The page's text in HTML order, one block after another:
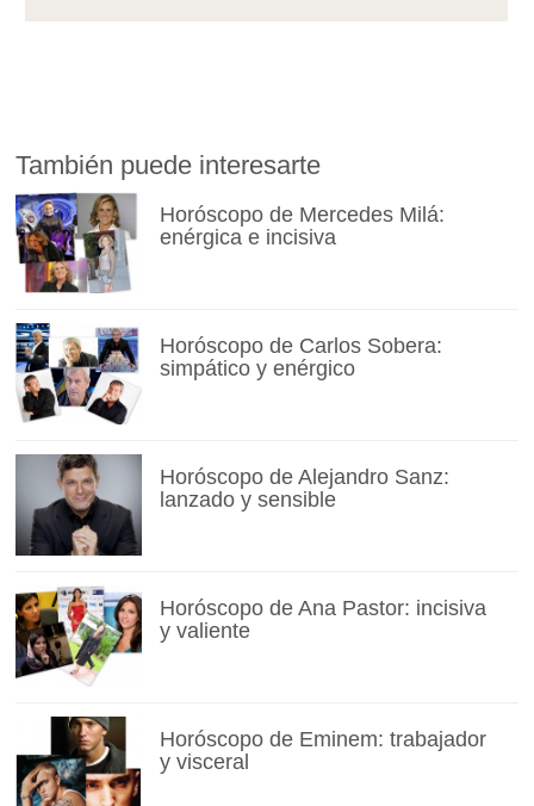
También puede interesarte
Horóscopo de Mercedes Milá:
enérgica e incisiva
Horóscopo de Carlos Sobera:
simpático y enérgico
Horóscopo de Alejandro Sanz:
lanzado y sensible
Horóscopo de Ana Pastor: incisiva
y valiente
Horóscopo de Eminem: trabajador
y visceral